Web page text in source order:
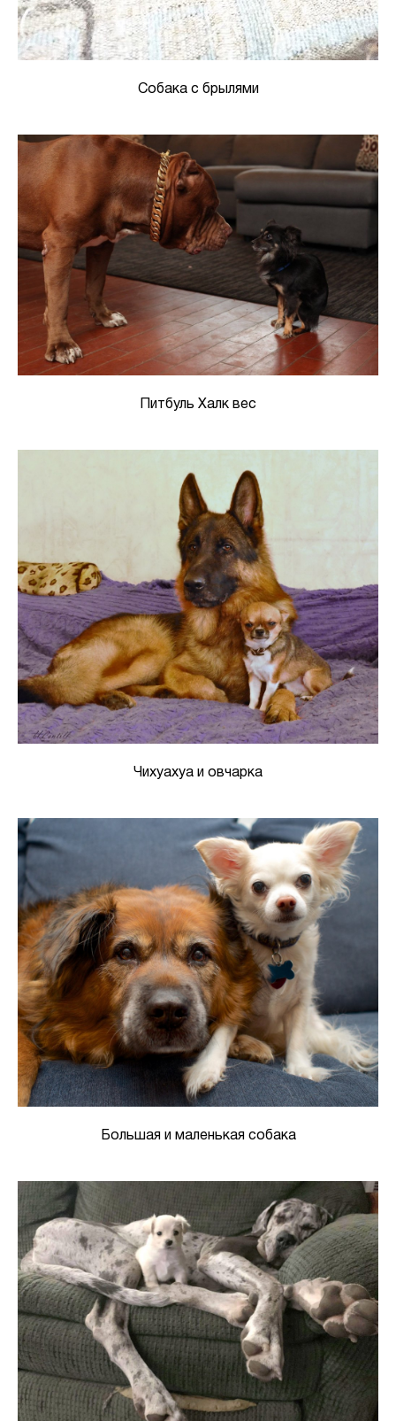
Собака с брылями
Питбуль Халк вес
Чихуахуа и овчарка
Большая и маленькая собака